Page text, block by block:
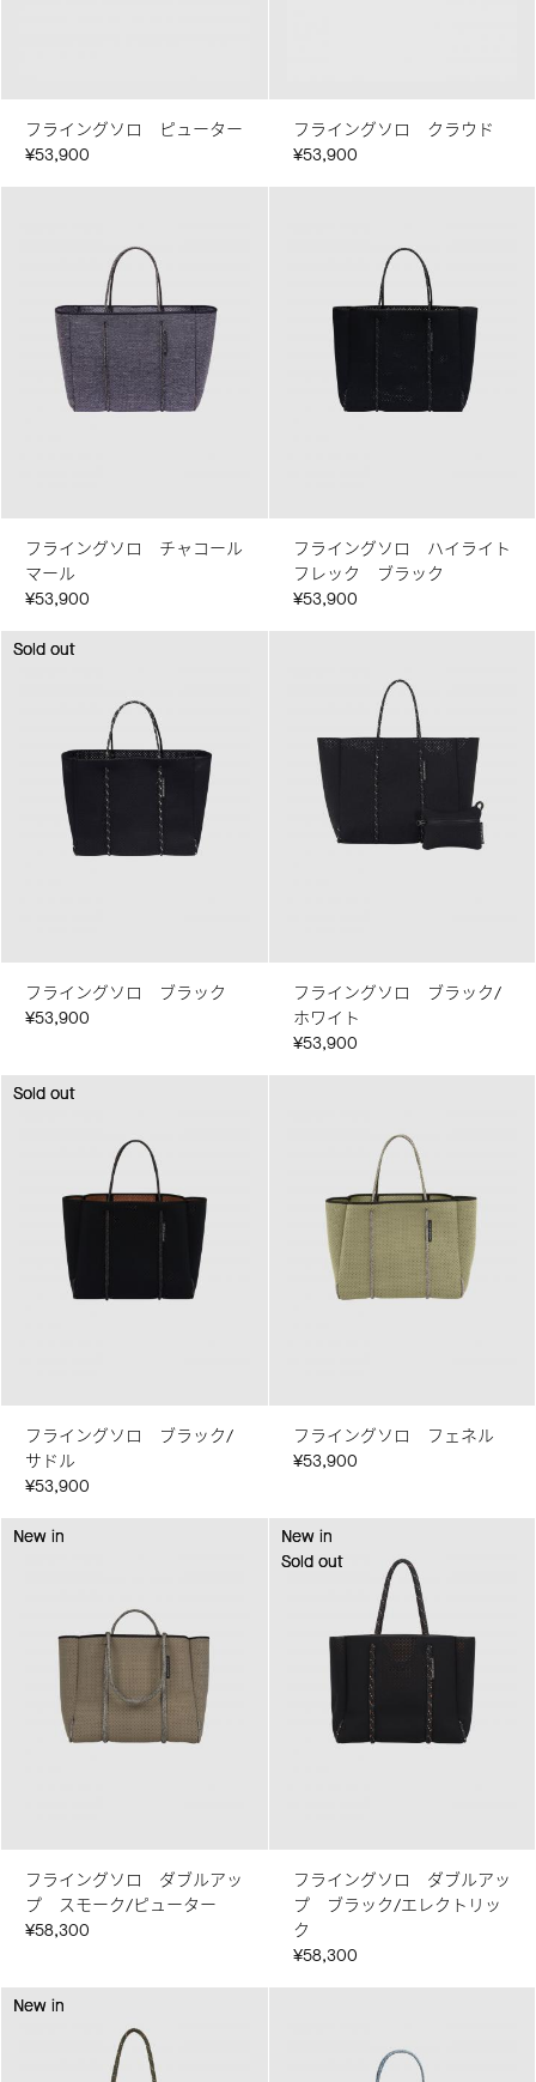
フライングソロ ピューター
¥53,900
フライングソロ クラウド
¥53,900
フライングソロ チャコール
マール
¥53,900
フライングソロ ハイライト
フレック ブラック
¥53,900
Sold out
Sold out
フライングソロ ブラック
¥53,900
フライングソロ ブラック/
ホワイト
¥53,900
Sold out
Sold out
フライングソロ ブラック/
サドル
¥53,900
フライングソロ フェネル
¥53,900
New in
New in
フライングソロ ダブルアッ
プ スモーク/ピューター
¥58,300
New in
Sold out
New in
Sold out
フライングソロ ダブルアッ
プ ブラック/エレクトリッ
ク
¥58,300
New in
New in